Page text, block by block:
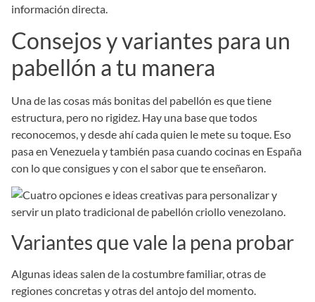
información directa.
Consejos y variantes para un
pabellón a tu manera
Una de las cosas más bonitas del pabellón es que tiene
estructura, pero no rigidez. Hay una base que todos
reconocemos, y desde ahí cada quien le mete su toque. Eso
pasa en Venezuela y también pasa cuando cocinas en España
con lo que consigues y con el sabor que te enseñaron.
Variantes que vale la pena probar
Algunas ideas salen de la costumbre familiar, otras de
regiones concretas y otras del antojo del momento.